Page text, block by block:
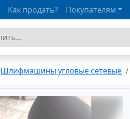
Как продать? Покупателям
Шлифмашины угловые сетевые